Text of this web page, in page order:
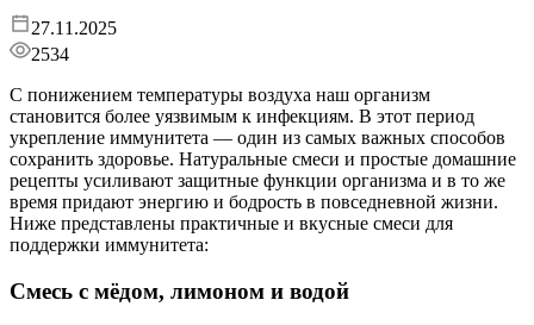
27.11.2025
2534
С понижением температуры воздуха наш организм
становится более уязвимым к инфекциям. В этот период
укрепление иммунитета — один из самых важных способов
сохранить здоровье. Натуральные смеси и простые домашние
рецепты усиливают защитные функции организма и в то же
время придают энергию и бодрость в повседневной жизни.
Ниже представлены практичные и вкусные смеси для
поддержки иммунитета:
Смесь с мёдом, лимоном и водой